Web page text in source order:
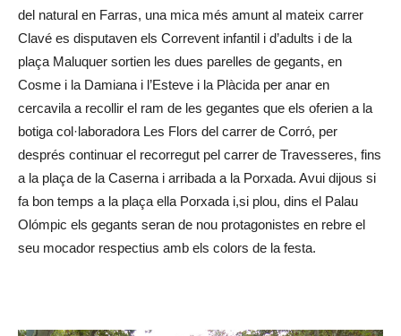
del natural en Farras, una mica més amunt al mateix carrer
Clavé es disputaven els Correvent infantil i d’adults i de la
plaça Maluquer sortien les dues parelles de gegants, en
Cosme i la Damiana i l’Esteve i la Plàcida per anar en
cercavila a recollir el ram de les gegantes que els oferien a la
botiga col·laboradora Les Flors del carrer de Corró, per
després continuar el recorregut pel carrer de Travesseres, fins
a la plaça de la Caserna i arribada a la Porxada. Avui dijous si
fa bon temps a la plaça ella Porxada i,si plou, dins el Palau
Olómpic els gegants seran de nou protagonistes en rebre el
seu mocador respectius amb els colors de la festa.